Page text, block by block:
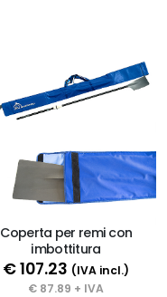
Coperta per remi con
imbottitura
€ 107.23 (IVA incl.)
€ 87.89 + IVA